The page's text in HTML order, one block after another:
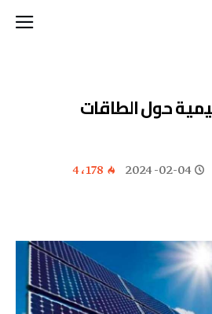
حول الطاقات
2024-02-04 4٬178